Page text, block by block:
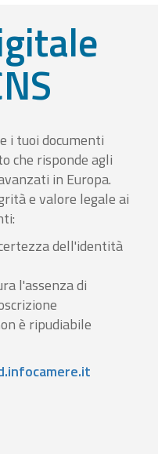
i tuoi documenti
che risponde agli
in Europa.
e valore legale ai
dell'identità
l'assenza di
è ripudiabile